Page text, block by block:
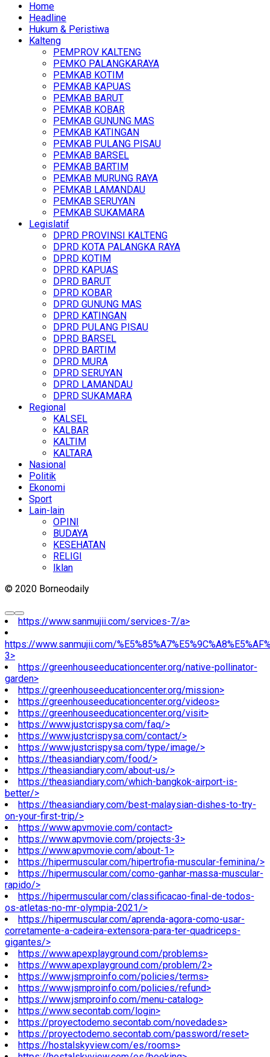
Home
Headline
Hukum & Peristiwa
Kalteng
PEMPROV KALTENG
PEMKO PALANGKARAYA
PEMKAB KOTIM
PEMKAB KAPUAS
PEMKAB BARUT
PEMKAB KOBAR
PEMKAB GUNUNG MAS
PEMKAB KATINGAN
PEMKAB PULANG PISAU
PEMKAB BARSEL
PEMKAB BARTIM
PEMKAB MURUNG RAYA
PEMKAB LAMANDAU
PEMKAB SERUYAN
PEMKAB SUKAMARA
Legislatif
DPRD PROVINSI KALTENG
DPRD KOTA PALANGKA RAYA
DPRD KOTIM
DPRD KAPUAS
DPRD BARUT
DPRD KOBAR
DPRD GUNUNG MAS
DPRD KATINGAN
DPRD PULANG PISAU
DPRD BARSEL
DPRD BARTIM
DPRD MURA
DPRD SERUYAN
DPRD LAMANDAU
DPRD SUKAMARA
Regional
KALSEL
KALBAR
KALTIM
KALTARA
Nasional
Politik
Ekonomi
Sport
Lain-lain
OPINI
BUDAYA
KESEHATAN
RELIGI
Iklan
© 2020 Borneodaily
https://www.sanmujii.com/services-7/a>
https://www.sanmujii.com/
3>
https://greenhouseeducationcenter.org/native-pollinator-
garden>
https://greenhouseeducationcenter.org/mission>
https://greenhouseeducationcenter.org/videos>
https://greenhouseeducationcenter.org/visit>
https://www.justcrispysa.com/faq/>
https://www.justcrispysa.com/contact/>
https://www.justcrispysa.com/type/image/>
https://theasiandiary.com/food/>
https://theasiandiary.com/about-us/>
https://theasiandiary.com/which-bangkok-airport-is-
better/>
https://theasiandiary.com/best-malaysian-dishes-to-try-
on-your-first-trip/>
https://www.apvmovie.com/contact>
https://www.apvmovie.com/projects-3>
https://www.apvmovie.com/about-1>
https://hipermuscular.com/hipertrofia-muscular-feminina/>
https://hipermuscular.com/como-ganhar-massa-muscular-
rapido/>
https://hipermuscular.com/classificacao-final-de-todos-
os-atletas-no-mr-olympia-2021/>
https://hipermuscular.com/aprenda-agora-como-usar-
corretamente-a-cadeira-extensora-para-ter-quadriceps-
gigantes/>
https://www.apexplayground.com/problems>
https://www.apexplayground.com/problem/2>
https://www.jsmproinfo.com/policies/terms>
https://www.jsmproinfo.com/policies/refund>
https://www.jsmproinfo.com/menu-catalog>
https://www.secontab.com/login>
https://proyectodemo.secontab.com/novedades>
https://proyectodemo.secontab.com/password/reset>
https://hostalskyview.com/es/rooms>